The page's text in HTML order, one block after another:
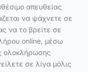
απευθείας
να ψάχνετε σε
να το βρείτε σε
online, μέσω
ολοκλήρωσης
σε λίγα μόλις